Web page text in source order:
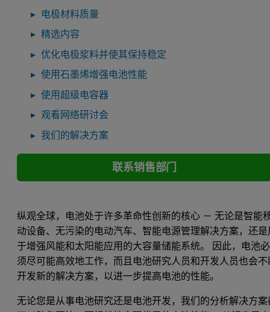
电极材料质量
精选内容
优化电极浆料并使其保持稳定
使用石墨烯增强电池性能
使用超级电容器
观看网络研讨会
我们的解决方案
联系销售部门
纵观全球，电池处于许多革命性创新的核心 － 无论是智能
动设备、无污染的电动汽车、智能电源管理解决方案，还是
于增强风能和太阳能应用的大容量储能系统。 因此，电池必
须尽可能高效地工作，而且电池研究人员和开发人员也会不
开发新的解决方案，以进一步提高电池的性能。
无论您是从事电池研究还是电池开发，我们的分析解决方案